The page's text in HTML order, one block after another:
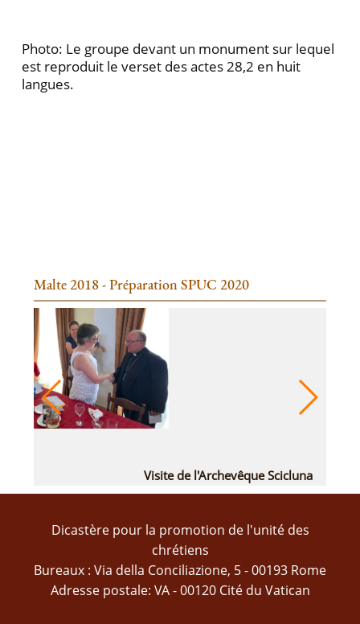
Photo: Le groupe devant un monument sur lequel
est reproduit le verset des actes 28,2 en huit
langues.
Malte 2018 - Préparation SPUC 2020
Dicastère pour la promotion de l'unité des
chrétiens
Bureaux : Via della Conciliazione, 5 - 00193 Rome
Adresse postale: VA - 00120 Cité du Vatican